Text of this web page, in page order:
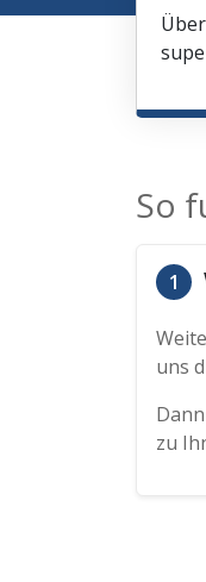
So
1
uns
zu